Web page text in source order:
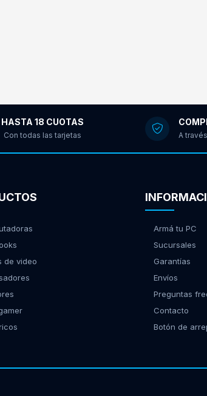
HASTA 18 CUOTAS
Con todas las tarjetas A
de video
Armá tu PC
Sucursales
Garantías
Envíos
Preguntas
Contacto
Botón de